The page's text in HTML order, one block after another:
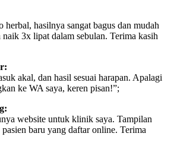
herbal, hasilnya sangat bagus dan mudah
naik 3x lipat dalam sebulan. Terima kasih
akal, dan hasil sesuai harapan. Apalagi
ke WA saya, keren pisan!”;
website untuk klinik saya. Tampilan
baru yang daftar online. Terima